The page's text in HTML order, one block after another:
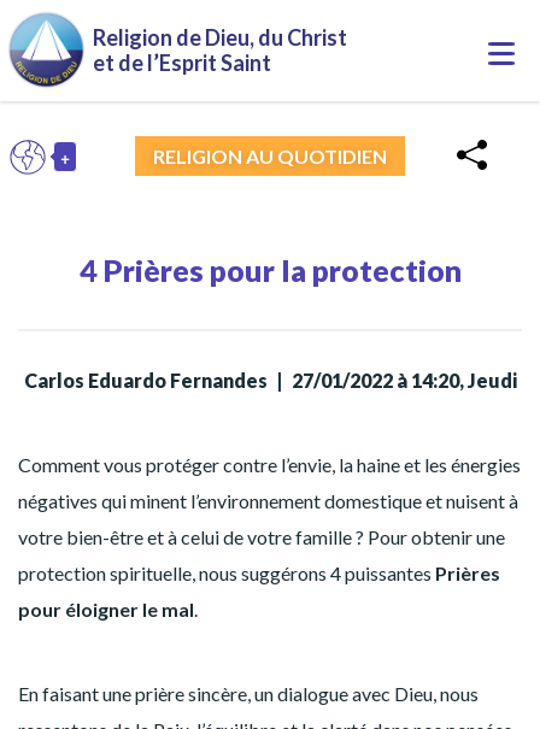
Religion de Dieu, du Christ
et de l’Esprit Saint
FR
+
Toggle Dropdown
RELIGION AU QUOTIDIEN
4 Prières pour la protection
Carlos Eduardo Fernandes | 27/01/2022 à 14:20, Jeudi
Comment vous protéger contre l’envie, la haine et les énergies
négatives qui minent l’environnement domestique et nuisent à
votre bien-être et à celui de votre famille ? Pour obtenir une
protection spirituelle, nous suggérons 4 puissantes Prières
pour éloigner le mal.
En faisant une prière sincère, un dialogue avec Dieu, nous